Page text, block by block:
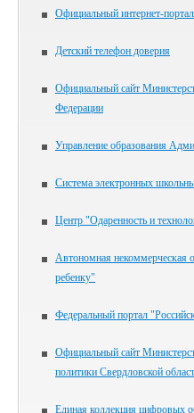
Официальный интернет-
Детский телефон доверия
Официальный сайт
Федерации
Управление образования
Система электронных
Центр "Одаренность и
Автономная некоммерческая
ребенку"
Федеральный портал
Официальный сайт
политики Свердловской
Единая коллекция цифровых